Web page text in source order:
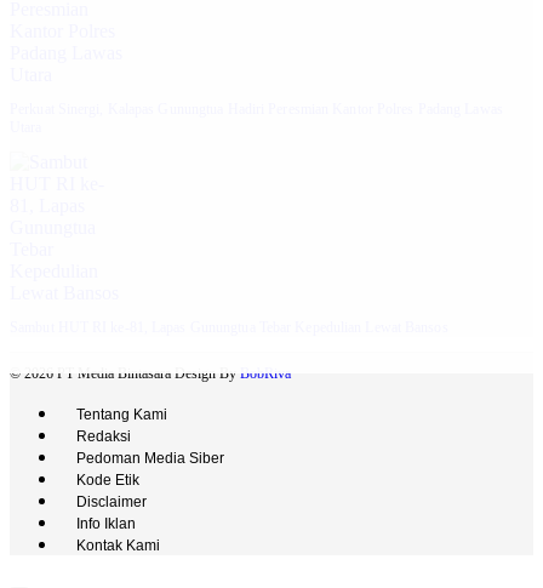
© 2026 PT Media Bintasara Design By BobRiva
Tentang Kami
Redaksi
Pedoman Media Siber
Kode Etik
Disclaimer
Info Iklan
Kontak Kami